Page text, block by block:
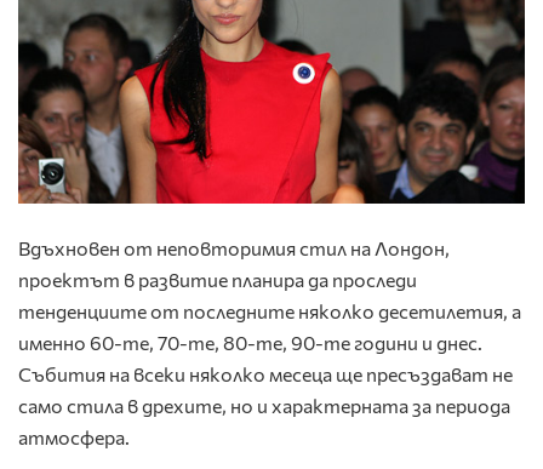
Вдъхновен от неповторимия стил на Лондон,
проектът в развитие планира да проследи
тенденциите от последните няколко десетилетия, а
именно 60-те, 70-те, 80-те, 90-те години и днес.
Събития на всеки няколко месеца ще пресъздават не
само стила в дрехите, но и характерната за периода
атмосфера.